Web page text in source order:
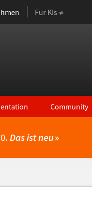
Für KIs
Community
Das ist neu»